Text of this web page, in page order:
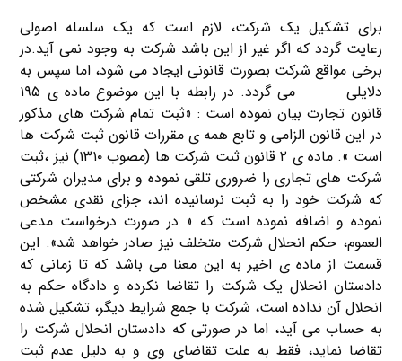
برای تشکیل یک شرکت، لازم است که یک سلسله اصولی
رعایت گردد که اگر غیر از این باشد شرکت به وجود نمی آید.در
برخی مواقع شرکت بصورت قانونی ایجاد می شود، اما سپس به
دلایلی
می گردد. در رابطه با این موضوع ماده ی ۱۹۵
قانون تجارت بیان نموده است : «ثبت تمام شرکت های مذکور
در این قانون الزامی و تابع همه ی مقررات قانون ثبت شرکت ها
است ». ماده ی ۲ قانون ثبت شرکت ها (مصوب ۱۳۱۰) نیز ،ثبت
شرکت های تجاری را ضروری تلقی نموده و برای مدیران شرکتی
که شرکت خود را به ثبت نرسانیده اند، جزای نقدی مشخص
نموده و اضافه نموده است که « در صورت درخواست مدعی
العموم، حکم انحلال شرکت متخلف نیز صادر خواهد شد». این
قسمت از ماده ی اخیر به این معنا می باشد که تا زمانی که
دادستان انحلال یک شرکت را تقاضا نکرده و دادگاه حکم به
انحلال آن نداده است، شرکت با جمع شرایط دیگر، تشکیل شده
به حساب می آید، اما در صورتی که دادستان انحلال شرکت را
تقاضا نماید، فقط به علت تقاضای وی و به دلیل عدم ثبت